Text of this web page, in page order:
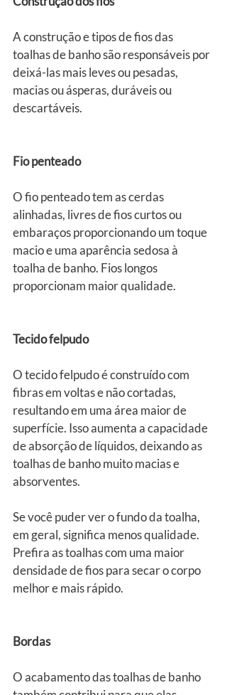
A construção e tipos de fios das
toalhas de banho são responsáveis por
deixá-las mais leves ou pesadas,
macias ou ásperas, duráveis ou
descartáveis.
Fio penteado
O fio penteado tem as cerdas
alinhadas, livres de fios curtos ou
embaraços proporcionando um toque
macio e uma aparência sedosa à
toalha de banho. Fios longos
proporcionam maior qualidade.
Tecido felpudo
O tecido felpudo é construído com
fibras em voltas e não cortadas,
resultando em uma área maior de
superfície. Isso aumenta a capacidade
de absorção de líquidos, deixando as
toalhas de banho muito macias e
absorventes.
Se você puder ver o fundo da toalha,
em geral, significa menos qualidade.
Prefira as toalhas com uma maior
densidade de fios para secar o corpo
melhor e mais rápido.
Bordas
O acabamento das toalhas de banho